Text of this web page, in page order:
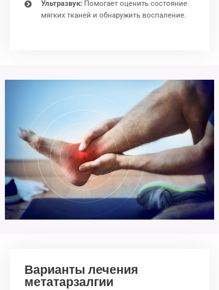
Ультразвук:Помогает оценить состояние
мягких тканей и обнаружить воспаление.
Варианты лечения
метатарзалгии